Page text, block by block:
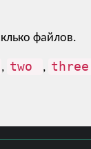
файлов.
, two , three